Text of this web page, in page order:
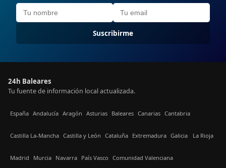
Suscribirme
24h Baleares
Tu fuente de información local actualizada.
España Andalucía Aragón Asturias Baleares Canarias Cantabria
Castilla La-Mancha Castilla y León Cataluña Extremadura Galicia La Rioja
Madrid Murcia Navarra País Vasco Comunidad Valenciana